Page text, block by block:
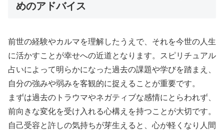
めのアドバイス
前世の経験やカルマを理解したうえで、それを今世の人生
に活かすことが幸せへの近道となります。スピリチュアル
占いによって明らかになった過去の課題や学びを踏まえ、
自分の強みや弱みを客観的に捉えることが重要です。
まずは過去のトラウマやネガティブな感情にとらわれず、
前向きな変化を受け入れる心構えを持つことが大切です。
自己受容と許しの気持ちが芽生えると、心が軽くなり人間